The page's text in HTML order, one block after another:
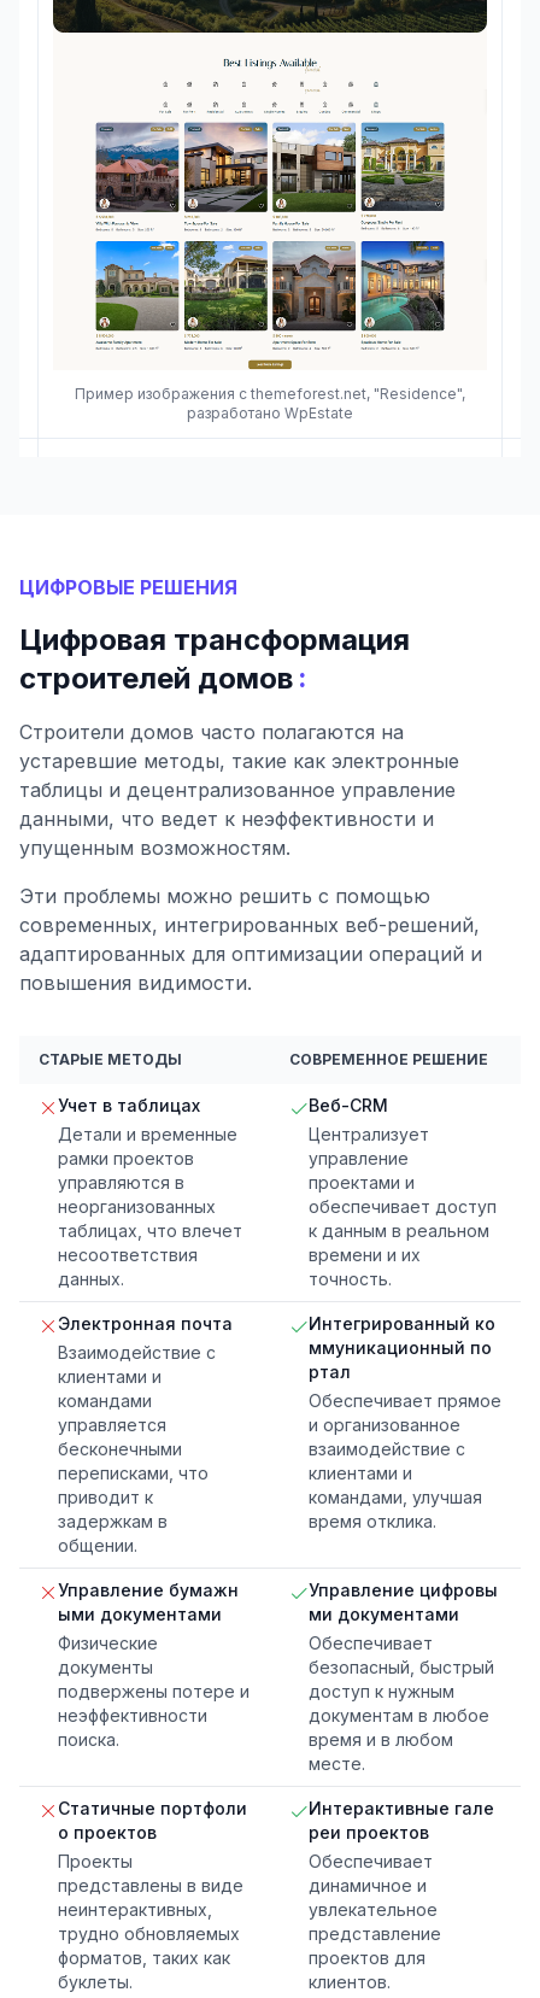
Пример изображения с themeforest.net, "Residence",
разработано WpEstate
ЦИФРОВЫЕ РЕШЕНИЯ
Цифровая трансформация
строителей домов :
Строители домов часто полагаются на
устаревшие методы, такие как электронные
таблицы и децентрализованное управление
данными, что ведет к неэффективности и
упущенным возможностям.
Эти проблемы можно решить с помощью
современных, интегрированных веб-решений,
адаптированных для оптимизации операций и
повышения видимости.
СТАРЫЕ МЕТОДЫ СОВРЕМЕННОЕ РЕШЕНИЕ
Учет в таблицах
Детали и временные
рамки проектов
управляются в
неорганизованных
таблицах, что влечет
несоответствия
данных.
Веб-CRM
Централизует
управление
проектами и
обеспечивает доступ
к данным в реальном
времени и их
точность.
Электронная почта
Взаимодействие с
клиентами и
командами
управляется
бесконечными
переписками, что
приводит к
задержкам в
общении.
Интегрированный ко
ммуникационный по
ртал
Обеспечивает прямое
и организованное
взаимодействие с
клиентами и
командами, улучшая
время отклика.
Управление бумажн
ыми документами
Физические
документы
подвержены потере и
неэффективности
поиска.
Управление цифровы
ми документами
Обеспечивает
безопасный, быстрый
доступ к нужным
документам в любое
время и в любом
месте.
Статичные портфоли
о проектов
Проекты
представлены в виде
неинтерактивных,
трудно обновляемых
форматов, таких как
буклеты.
Интерактивные гале
реи проектов
Обеспечивает
динамичное и
увлекательное
представление
проектов для
клиентов.